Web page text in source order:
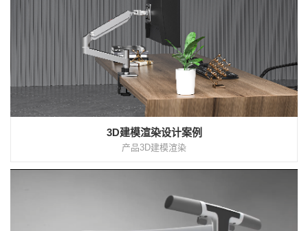
3D建模渲染设计案例
产品3D建模渲染